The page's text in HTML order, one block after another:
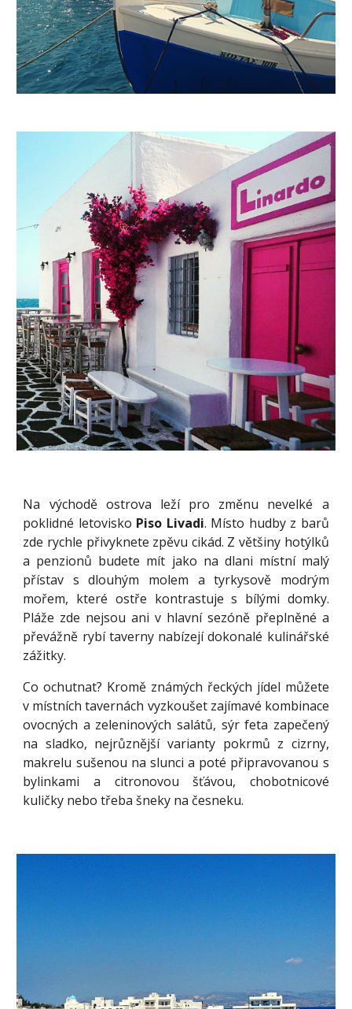
Na východě ostrova leží pro změnu nevelké a
poklidné letovisko Piso Livadi. Místo hudby z barů
zde rychle přivyknete zpěvu cikád. Z většiny hotýlků
a penzionů budete mít jako na dlani místní malý
přístav s dlouhým molem a tyrkysově modrým
mořem, které ostře kontrastuje s bílými domky.
Pláže zde nejsou ani v hlavní sezóně přeplněné a
převážně rybí taverny nabízejí dokonalé kulinářské
zážitky.
Co ochutnat? Kromě známých řeckých jídel můžete
v místních tavernách vyzkoušet zajímavé kombinace
ovocných a zeleninových salátů, sýr feta zapečený
na sladko, nejrůznější varianty pokrmů z cizrny,
makrelu sušenou na slunci a poté připravovanou s
bylinkami a citronovou šťávou, chobotnicové
kuličky nebo třeba šneky na česneku.